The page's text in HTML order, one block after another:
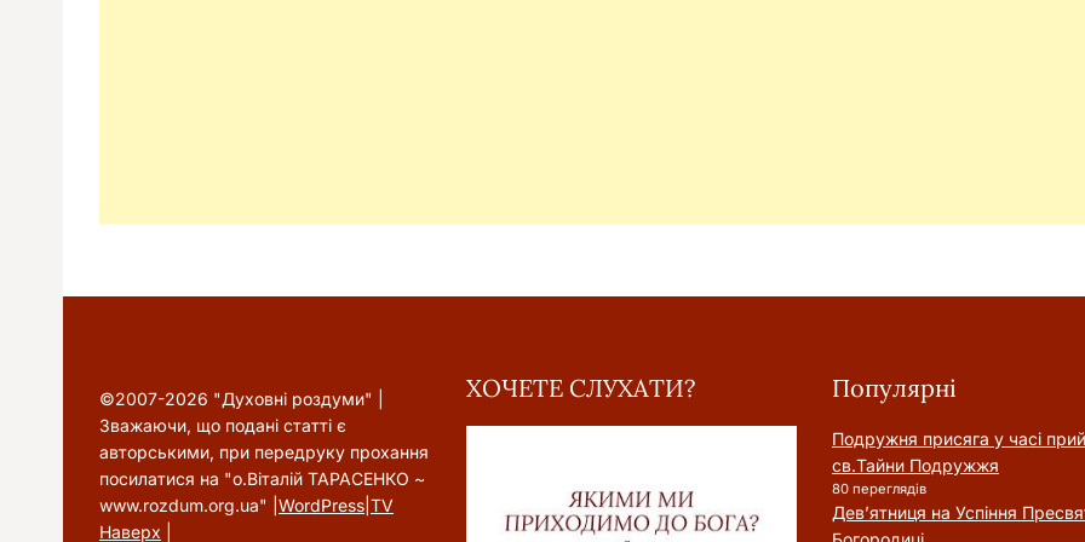
©2007-2026 "Духовні роздуми" |
Зважаючи, що подані статті є
авторськими, при передруку прохання
посилатися на "о.Віталій ТАРАСЕНКО ~
www.rozdum.org.ua" | WordPress TV
Наверх
ХОЧЕТЕ СЛУХАТИ? Популярні
Подружня присягa у часі
cв.Тайни Подружжя
80 переглядів
Дев’ятниця на Успіння